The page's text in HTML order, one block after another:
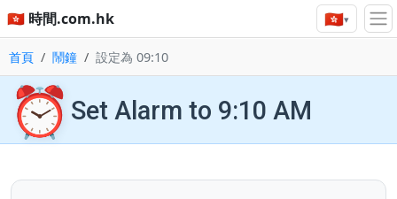
🇭🇰 時間.com.hk 🇭🇰▾
首頁 鬧鐘 設定為 09:10
⏰ Set Alarm to 9:10 AM